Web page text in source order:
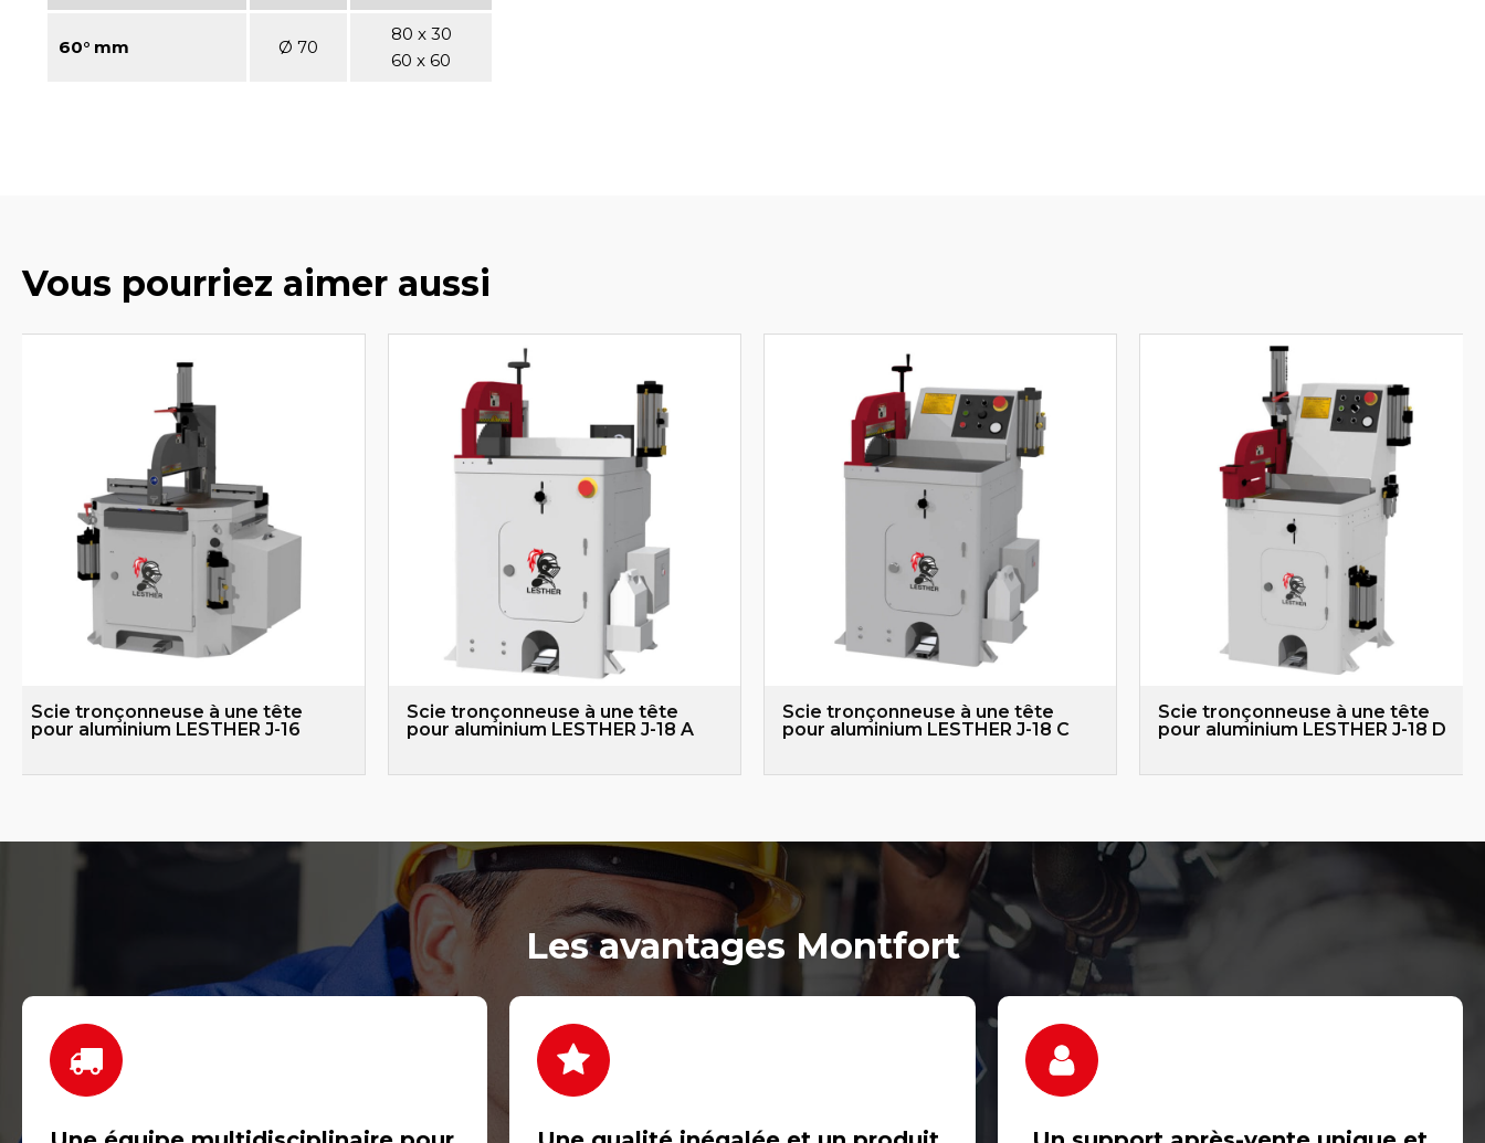
60° mm Ø 70
80 x 30
60 x 60
Vous pourriez aimer aussi
Scie tronçonneuse à une tête
pour aluminium LESTHER J-16
Scie tronçonneuse à une tête
pour aluminium LESTHER J-18 A
Scie tronçonneuse à une tête
pour aluminium LESTHER J-18 C
Scie tronçonneuse à une tête
pour aluminium LESTHER J-18 D
Les avantages Montfort